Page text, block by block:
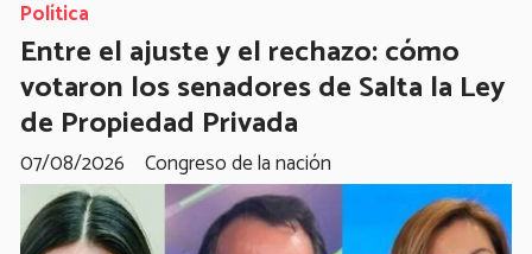
Entre el ajuste y el rechazo: cómo
votaron los senadores de Salta la Ley
de Propiedad Privada
Congreso de la nación
Política
07/08/2026